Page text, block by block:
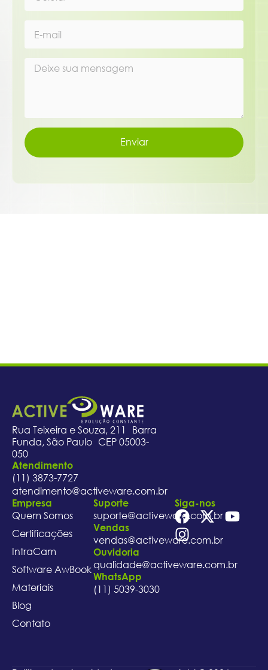
Enviar
Rua Teixeira e Souza, 211 Barra
Funda, São Paulo CEP 05003-
050
Atendimento
(11) 3873-7727
atendimento@activeware.com.br
Empresa
Quem Somos
Certificações
IntraCam
Software AwBook
Materiais
Blog
Contato
Suporte
suporte@activeware.com.br
Vendas
vendas@activeware.com.br
Ouvidoria
qualidade@activeware.com.br
WhatsApp
(11) 5039-3030
Siga-nos